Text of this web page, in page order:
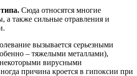
Сюда относятся многие
а также сильные отравления и
вызывается серьезными
– тяжелыми металлами),
вирусными
причина кроется в гипоксии при